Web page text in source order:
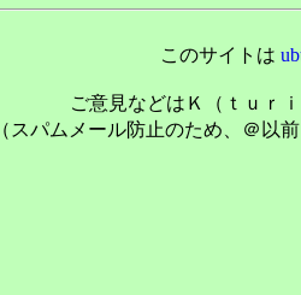
このサイトは
ご意見などはＫ（ｔｕｒ
（スパムメール防止のため、＠以